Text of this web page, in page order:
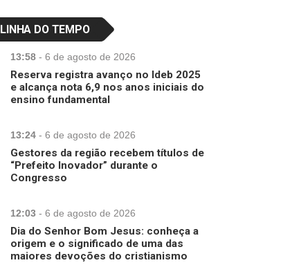
LINHA DO TEMPO
13:58 - 6 de agosto de 2026
Reserva registra avanço no Ideb 2025
e alcança nota 6,9 nos anos iniciais do
ensino fundamental
13:24 - 6 de agosto de 2026
Gestores da região recebem títulos de
“Prefeito Inovador” durante o
Congresso
12:03 - 6 de agosto de 2026
Dia do Senhor Bom Jesus: conheça a
origem e o significado de uma das
maiores devoções do cristianismo